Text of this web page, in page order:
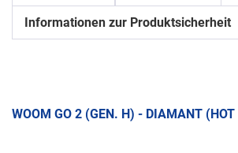
Informationen zur Produktsicherheit
WOOM GO 2 (GEN. H) - DIAMANT (HOT